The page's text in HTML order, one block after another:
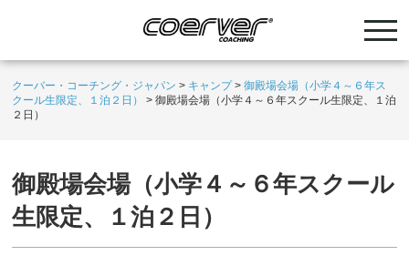
クーバー・コーチング・ジャパン > キャンプ>御殿場会場（小学４～６年ス
クール生限定、１泊２日）
>御殿場会場（小学４～６年スクール生限定、１泊
２日）
御殿場会場（小学４～６年スクール
生限定、１泊２日）